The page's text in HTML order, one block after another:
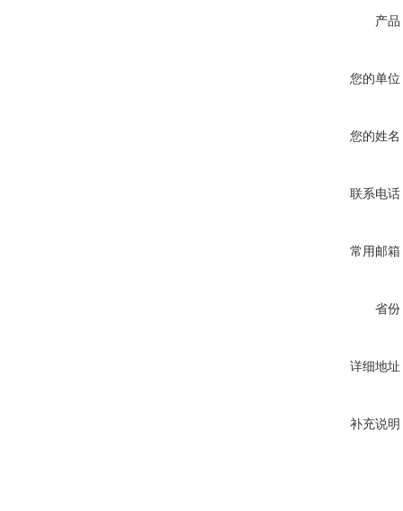
产品
您的单位
您的姓名
联系电话
常用邮箱
省份
详细地址
补充说明